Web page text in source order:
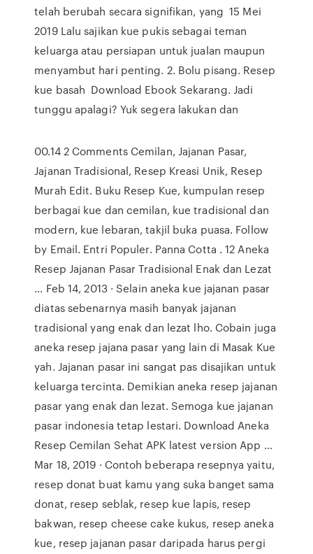
telah berubah secara signifikan, yang 15 Mei
2019 Lalu sajikan kue pukis sebagai teman
keluarga atau persiapan untuk jualan maupun
menyambut hari penting. 2. Bolu pisang. Resep
kue basah Download Ebook Sekarang. Jadi
tunggu apalagi? Yuk segera lakukan dan
00.14 2 Comments Cemilan, Jajanan Pasar,
Jajanan Tradisional, Resep Kreasi Unik, Resep
Murah Edit. Buku Resep Kue, kumpulan resep
berbagai kue dan cemilan, kue tradisional dan
modern, kue lebaran, takjil buka puasa. Follow
by Email. Entri Populer. Panna Cotta . 12 Aneka
Resep Jajanan Pasar Tradisional Enak dan Lezat
... Feb 14, 2013 · Selain aneka kue jajanan pasar
diatas sebenarnya masih banyak jajanan
tradisional yang enak dan lezat lho. Cobain juga
aneka resep jajana pasar yang lain di Masak Kue
yah. Jajanan pasar ini sangat pas disajikan untuk
keluarga tercinta. Demikian aneka resep jajanan
pasar yang enak dan lezat. Semoga kue jajanan
pasar indonesia tetap lestari. Download Aneka
Resep Cemilan Sehat APK latest version App ...
Mar 18, 2019 · Contoh beberapa resepnya yaitu,
resep donat buat kamu yang suka banget sama
donat, resep seblak, resep kue lapis, resep
bakwan, resep cheese cake kukus, resep aneka
kue, resep jajanan pasar daripada harus pergi